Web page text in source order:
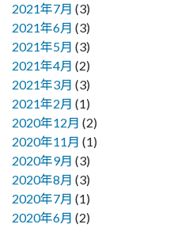
2021年7月 (3)
2021年6月 (3)
2021年5月 (3)
2021年4月 (2)
2021年3月 (3)
2021年2月 (1)
2020年12月 (2)
2020年11月 (1)
2020年9月 (3)
2020年8月 (3)
2020年7月 (1)
2020年6月 (2)